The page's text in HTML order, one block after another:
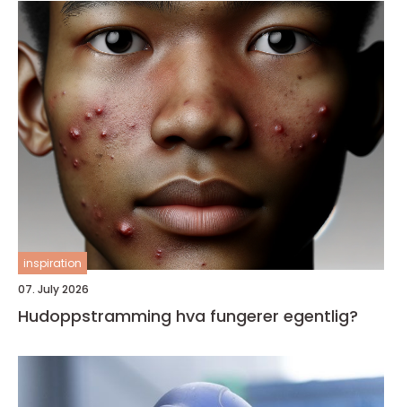
inspiration
07. July 2026
Hudoppstramming hva fungerer egentlig?